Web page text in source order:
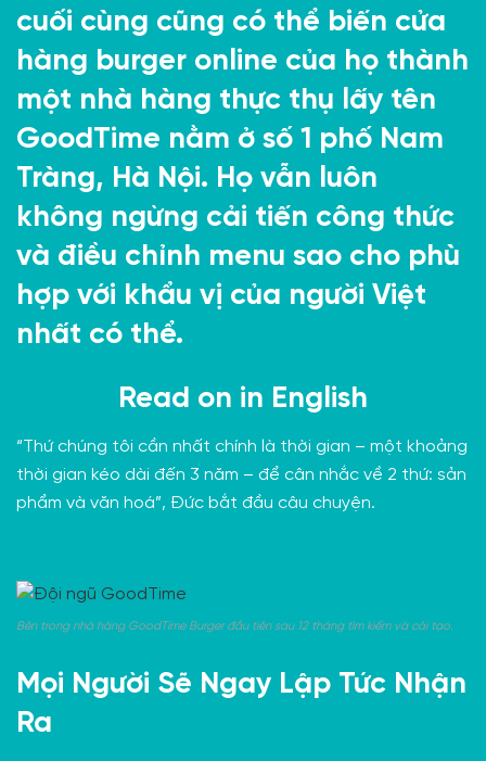
cuối cùng cũng có thể biến cửa
hàng burger online của họ thành
một nhà hàng thực thụ lấy tên
GoodTime nằm ở số 1 phố Nam
Tràng, Hà Nội. Họ vẫn luôn
không ngừng cải tiến công thức
và điều chỉnh menu sao cho phù
hợp với khẩu vị của người Việt
nhất có thể.
Read on in English
“Thứ chúng tôi cần nhất chính là thời gian – một khoảng
thời gian kéo dài đến 3 năm – để cân nhắc về 2 thứ: sản
phẩm và văn hoá”, Đức bắt đầu câu chuyện.
Bên trong nhà hàng GoodTime Burger đầu tiên sau 12 tháng tìm kiếm và cải tạo.
Mọi Người Sẽ Ngay Lập Tức Nhận
Ra